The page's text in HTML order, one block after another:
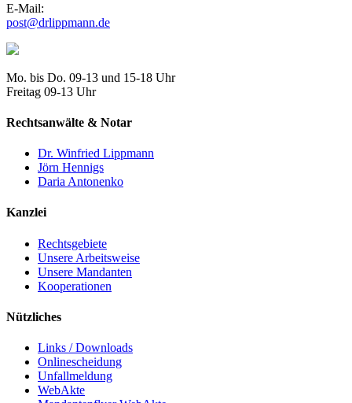
E-Mail:
post@drlippmann.de
Mo. bis Do. 09-13 und 15-18 Uhr
Freitag 09-13 Uhr
Rechtsanwälte & Notar
Dr. Winfried Lippmann
Jörn Hennigs
Daria Antonenko
Kanzlei
Rechtsgebiete
Unsere Arbeitsweise
Unsere Mandanten
Kooperationen
Nützliches
Links / Downloads
Onlinescheidung
Unfallmeldung
WebAkte